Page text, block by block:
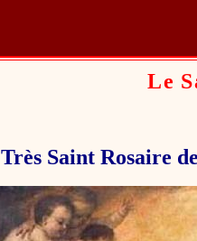
Le
Très Saint Rosaire